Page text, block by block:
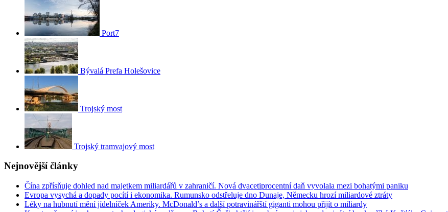
Port7
Bývalá Prefa Holešovice
Trojský most
Trojský tramvajový most
Nejnovější články
Čína zpřísňuje dohled nad majetkem miliardářů v zahraničí. Nová dvacetiprocentní daň vyvolala mezi bohatými paniku
Evropa vysychá a dopady pocítí i ekonomika. Rumunsko odstřeluje dno Dunaje, Německu hrozí miliardové ztráty
Léky na hubnutí mění jídelníček Ameriky. McDonald’s a další potravinářští giganti mohou přijít o miliardy